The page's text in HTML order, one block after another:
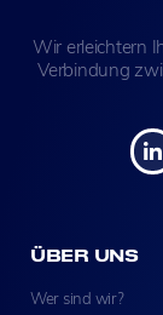
Wir erleichtern
Verbindung
ÜBER UNS
Wer sind wir?